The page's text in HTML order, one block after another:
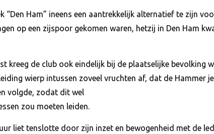
“Den Ham” ineens een aantrekkelijk alternatief te zijn
op een zijspoor gekomen waren, hetzij in Den Ham
kreeg de club ook eindelijk bij de plaatselijke bevolking
wierp intussen zoveel vruchten af, dat de Hammer
volgde, zodat dit wel
zou moeten leiden.
liet tenslotte door zijn inzet en bewogenheid met de